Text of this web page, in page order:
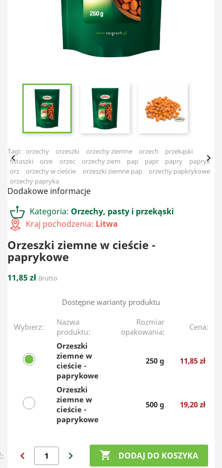
 
Tagi: orzechy orzeszki orzechy ziemne orzech
przekąski
fistaszki
orze orzec orzechy ziem pap papr papry
papryk
orz
orzechy w cieście orzeszki ziemne pap
orzechy papkrykowe
orzechy papryka
Dodakowe informacje
Kategoria: Orzechy, pasty i przekąski
Kraj pochodzenia: Litwa
Orzeszki ziemne w cieście -
paprykowe
11,85 zł Brutto
Dostępne warianty produktu
Wybierz:
Nazwa
produktu:
Rozmiar
opakowania:
Cena:
Orzeszki
ziemne w
cieście -
paprykowe
250 g 11,85 zł
Orzeszki
ziemne w
cieście -
paprykowe
500 g 19,20 zł
chevron_left chevron_right  DODAJ DO KOSZYKA